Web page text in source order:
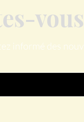
informé des